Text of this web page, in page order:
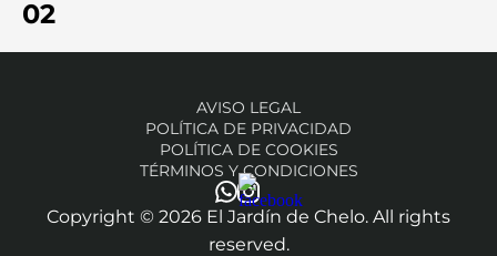
02
Copyright © 2026 El Jardín de Chelo. All rights
reserved.
AVISO LEGAL
POLÍTICA DE PRIVACIDAD
POLÍTICA DE COOKIES
TÉRMINOS Y CONDICIONES